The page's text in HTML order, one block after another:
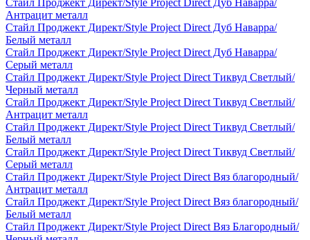
Стайл Проджект Директ/Style Project Direct Дуб Наварра/
Антрацит металл
Стайл Проджект Директ/Style Project Direct Дуб Наварра/
Белый металл
Стайл Проджект Директ/Style Project Direct Дуб Наварра/
Серый металл
Стайл Проджект Директ/Style Project Direct Тиквуд Светлый/
Черный металл
Стайл Проджект Директ/Style Project Direct Тиквуд Светлый/
Антрацит металл
Стайл Проджект Директ/Style Project Direct Тиквуд Светлый/
Белый металл
Стайл Проджект Директ/Style Project Direct Тиквуд Светлый/
Серый металл
Стайл Проджект Директ/Style Project Direct Вяз благородный/
Антрацит металл
Стайл Проджект Директ/Style Project Direct Вяз благородный/
Белый металл
Стайл Проджект Директ/Style Project Direct Вяз Благородный/